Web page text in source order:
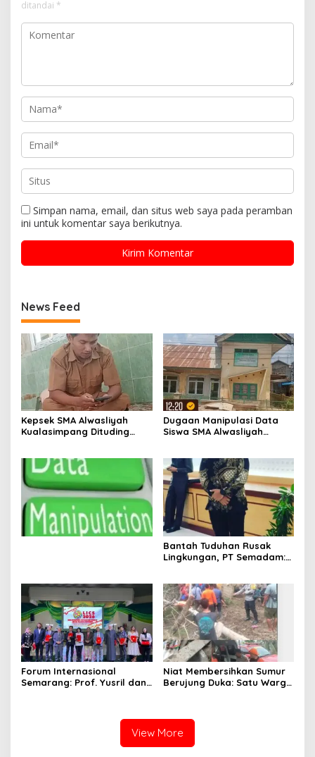
ditandai *
Simpan nama, email, dan situs web saya pada peramban
ini untuk komentar saya berikutnya.
News Feed
Kepsek SMA Alwasliyah
Kualasimpang Dituding
MBG Disalurkan ke Guru &
Pesantren
Dugaan Manipulasi Data
Siswa SMA Alwasliyah
Dana BOS & Paket Makan
Bergizi
Bantah Tuduhan Rusak
Lingkungan, PT Semadam:
Tidak Bersalah
Forum Internasional
Semarang: Prof. Yusril dan
Lindungi Perempuan dan
Niat Membersihkan Sumur
Berujung Duka: Satu Warga
View More